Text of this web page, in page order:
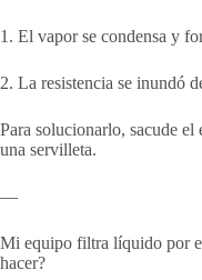
1. El vapor se condensa y
2. La resistencia se inundó
Para solucionarlo, sacude
una servilleta.
—
Mi equipo filtra líquido por
hacer?